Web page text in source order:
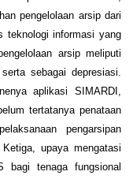
pengelolaan arsip dari
teknologi informasi yang
arsip meliputi
sebagai depresiasi.
aplikasi SIMARDI,
tertatanya penataan
pengarsipan
upaya mengatasi
bagi tenaga fungsional